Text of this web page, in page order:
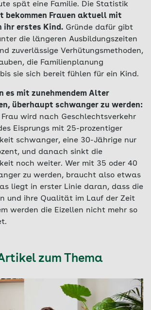
spät eine Familie. Die Statistik
bekommen Frauen aktuell mit
ihr erstes Kind. Gründe dafür gibt
die längeren Ausbildungszeiten
zuverlässige Verhütungsmethoden,
die Familienplanung
sie sich bereit fühlen für ein Kind.
es mit zunehmendem Alter
überhaupt schwanger zu werden:
wird nach Geschlechtsverkehr
Eisprungs mit 25-prozentiger
schwanger, eine 30-Jährige nur
und danach sinkt die
noch weiter. Wer mit 35 oder 40
zu werden, braucht also etwas
liegt in erster Linie daran, dass die
und ihre Qualität im Lauf der Zeit
werden die Eizellen nicht mehr so
zum Thema